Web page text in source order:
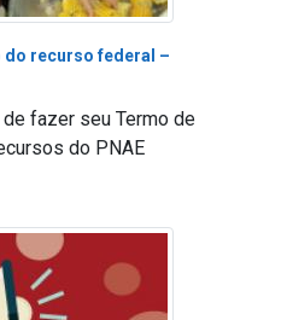
do recurso federal –
fazer seu Termo de
do PNAE